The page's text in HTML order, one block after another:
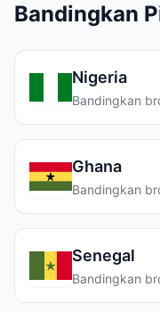
Bandingkan
Nigeria
Bandingkan
Ghana
Bandingkan
Senegal
Bandingkan